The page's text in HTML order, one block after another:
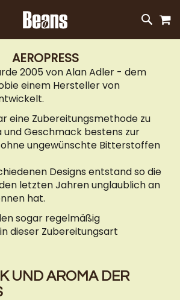
DIREKT
ZUM
INHALT
AEROPRESS
2005 von Alan Adler - dem
einem Hersteller von
eine Zubereitungsmethode zu
und Geschmack bestens zur
ungewünschte Bitterstoffen
Designs entstand so die
letzten Jahren unglaublich an
hat.
sogar regelmäßig
dieser Zubereitungsart
UND AROMA DER